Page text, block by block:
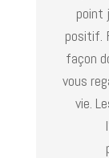
point
positif.
façon
vous
vie.